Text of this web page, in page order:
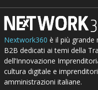
Nextwork360 è il più
B2B dedicati ai temi della
dell’Innovazione
cultura digitale e
amministrazioni italiane.